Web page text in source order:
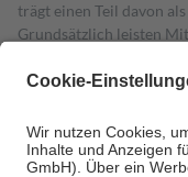
trägt einen Teil davon
Grundsätzlich leisten
Diese Regeln gelten
Um das Engagement
• Kindern und
• Untersuchungen zur